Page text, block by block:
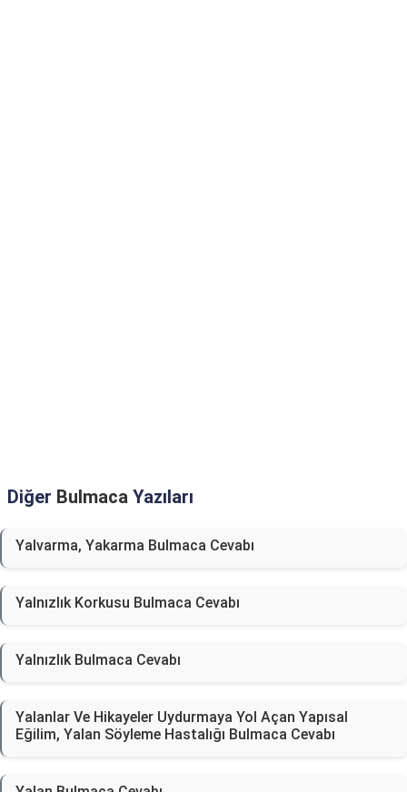
Diğer Bulmaca Yazıları
Yalvarma, Yakarma Bulmaca Cevabı
Yalnızlık Korkusu Bulmaca Cevabı
Yalnızlık Bulmaca Cevabı
Yalanlar Ve Hikayeler Uydurmaya Yol Açan Yapısal
Eğilim, Yalan Söyleme Hastalığı Bulmaca Cevabı